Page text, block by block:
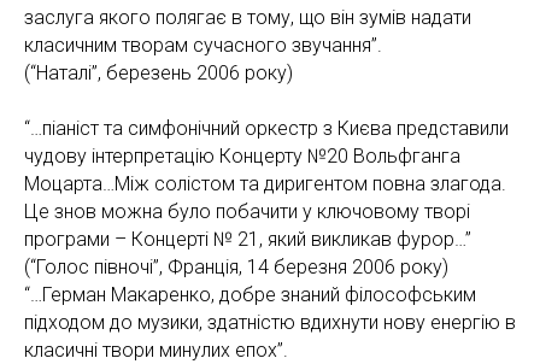
заслуга якого полягає в тому, що він зумів надати
класичним творам сучасного звучання”.
(“Наталі”, березень 2006 року)
“…піаніст та симфонічний оркестр з Києва представили
чудову інтерпретацію Концерту №20 Вольфганга
Моцарта…Між солістом та диригентом повна злагода.
Це знов можна було побачити у ключовому творі
програми – Концерті № 21, який викликав фурор…”
(“Голос півночі”, Франція, 14 березня 2006 року)
“…Герман Макаренко, добре знаний філософським
підходом до музики, здатністю вдихнути нову енергію в
класичні твори минулих епох”.